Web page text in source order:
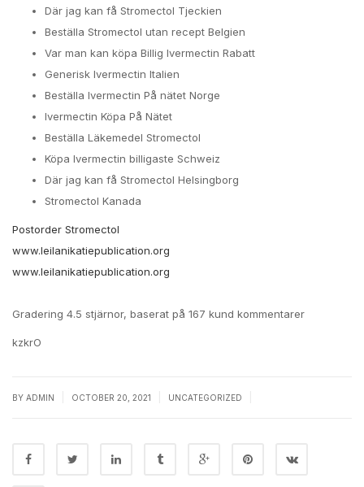
Där jag kan få Stromectol Tjeckien
Beställa Stromectol utan recept Belgien
Var man kan köpa Billig Ivermectin Rabatt
Generisk Ivermectin Italien
Beställa Ivermectin På nätet Norge
Ivermectin Köpa På Nätet
Beställa Läkemedel Stromectol
Köpa Ivermectin billigaste Schweiz
Där jag kan få Stromectol Helsingborg
Stromectol Kanada
Postorder Stromectol
www.leilanikatiepublication.org
www.leilanikatiepublication.org
Gradering 4.5 stjärnor, baserat på 167 kund kommentarer
kzkrO
BY ADMIN OCTOBER 20, 2021 UNCATEGORIZED